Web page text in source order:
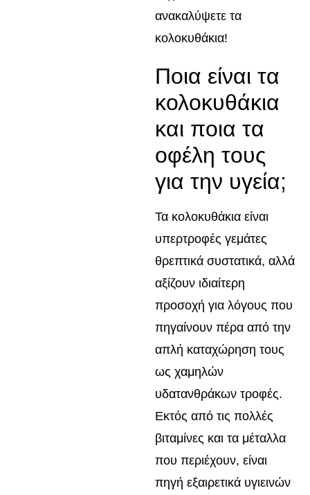
ανακαλύψετε τα
κολοκυθάκια!
Ποια είναι τα
κολοκυθάκια
και ποια τα
οφέλη τους
για την υγεία;
Τα κολοκυθάκια είναι
υπερτροφές γεμάτες
θρεπτικά συστατικά, αλλά
αξίζουν ιδιαίτερη
προσοχή για λόγους που
πηγαίνουν πέρα από την
απλή καταχώρηση τους
ως χαμηλών
υδατανθράκων τροφές.
Εκτός από τις πολλές
βιταμίνες και τα μέταλλα
που περιέχουν, είναι
πηγή εξαιρετικά υγιεινών